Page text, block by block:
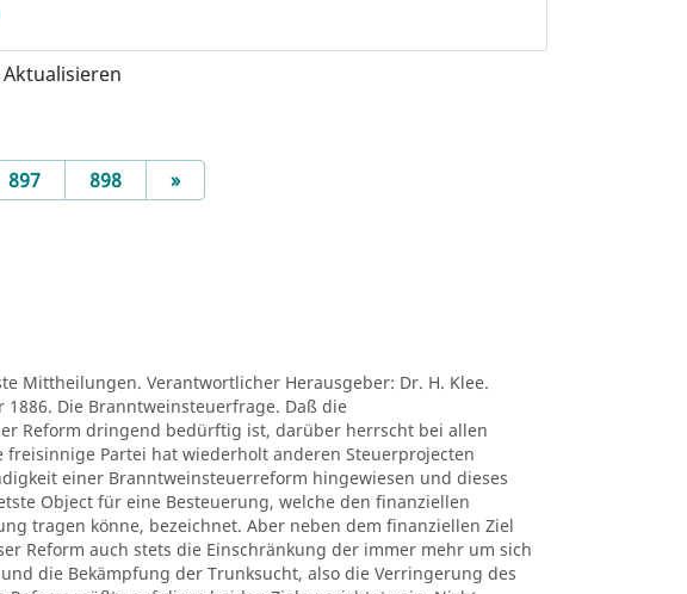
Aktualisieren
897 898 »Next
Mittheilungen. Verantwortlicher Herausgeber: Dr. H. Klee.
1886. Die Branntweinsteuerfrage. Daß die
Reform dringend bedürftig ist, darüber herrscht bei allen
freisinnige Partei hat wiederholt anderen Steuerprojecten
einer Branntweinsteuerreform hingewiesen und dieses
Object für eine Besteuerung, welche den finanziellen
tragen könne, bezeichnet. Aber neben dem finanziellen Ziel
Reform auch stets die Einschränkung der immer mehr um sich
die Bekämpfung der Trunksucht, also die Verringerung des